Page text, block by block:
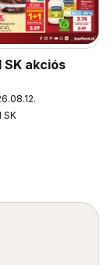
SK akciós
SK